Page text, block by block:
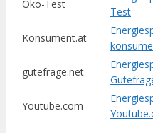
Öko-Test
Test
Konsument.at
gutefrage.net
Youtube.com